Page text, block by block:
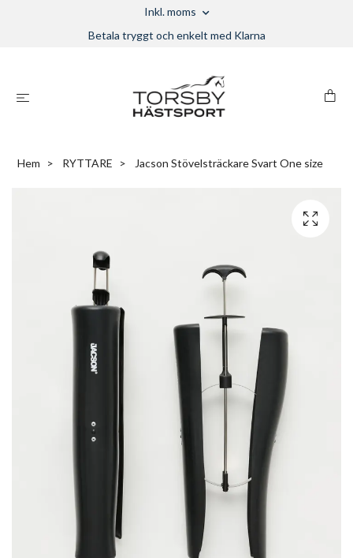
Inkl. moms
Betala tryggt och enkelt med Klarna
Hem RYTTARE Jacson Stövelsträckare Svart One size